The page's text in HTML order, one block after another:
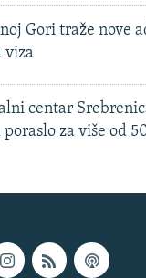
Gori traže nove
viza
centar
za više od